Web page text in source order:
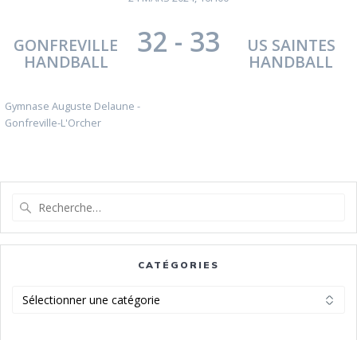
GONFREVILLE
HANDBALL
32 - 33 US SAINTES
HANDBALL
Gymnase Auguste Delaune -
Gonfreville-L'Orcher
:
CATÉGORIES